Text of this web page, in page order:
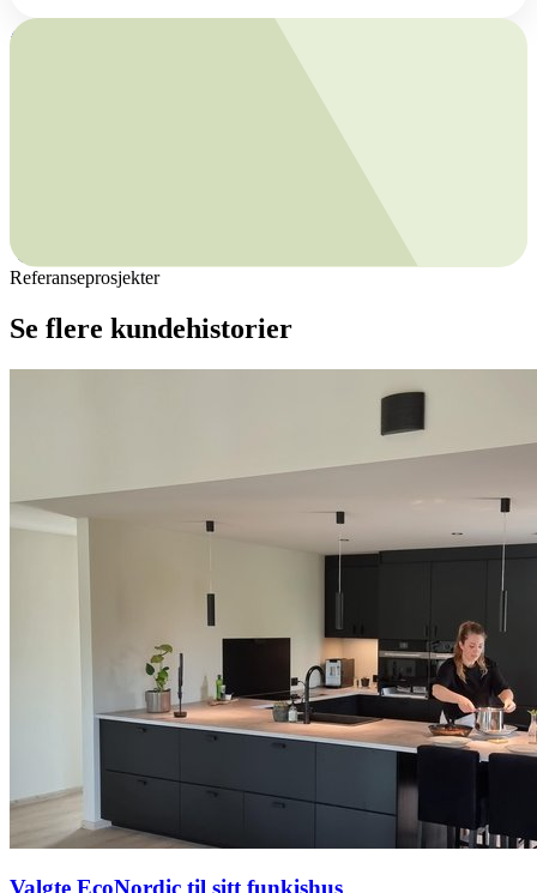
Løsningen bak resultatene
Referanseprosjekter
Se flere kundehistorier